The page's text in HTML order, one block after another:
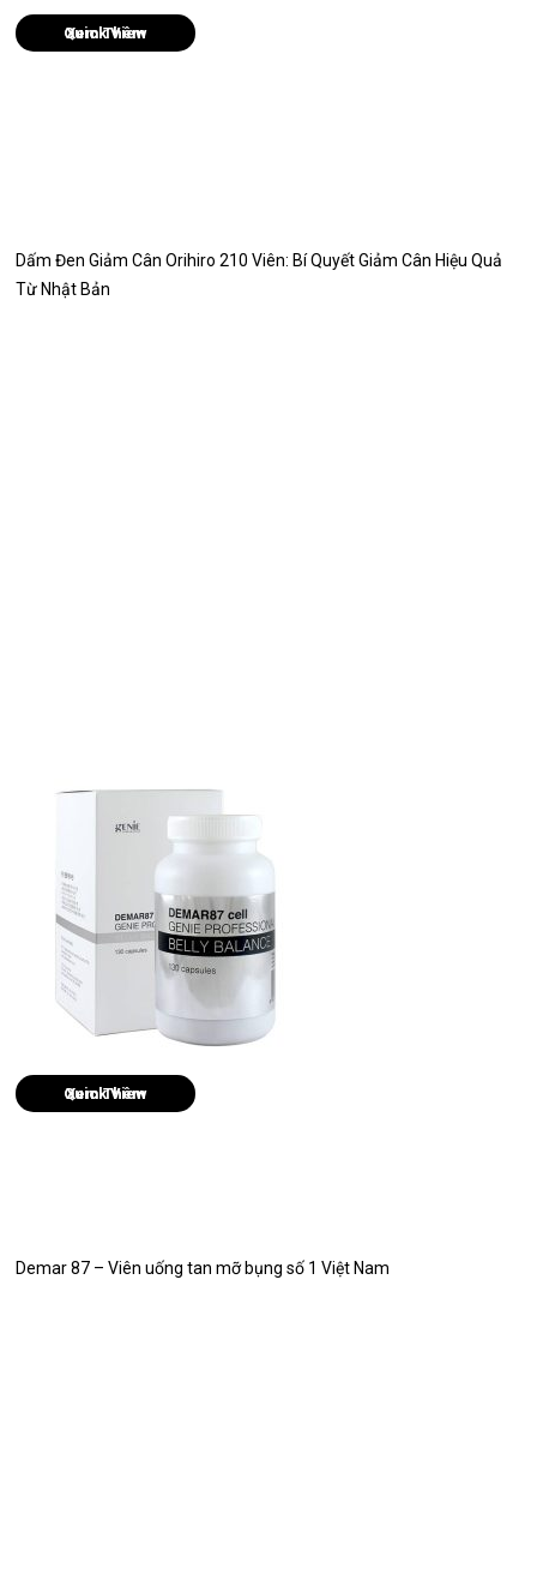
Quick View
Dấm Đen Giảm Cân Orihiro 210 Viên: Bí Quyết Giảm Cân Hiệu Quả
Từ Nhật Bản
Quick View
Demar 87 – Viên uống tan mỡ bụng số 1 Việt Nam